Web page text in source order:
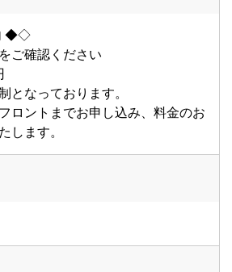
◆◇
ご確認ください
となっております。
ロントまでお申し込み、料金のお
します。